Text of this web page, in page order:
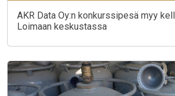
AKR Data Oy:n konkurssipesä myy
Loimaan keskustassa